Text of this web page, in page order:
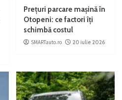
Prețuri parcare mașină în
Otopeni: ce factori îți
schimbă costul
SMARTauto.ro 20 iulie 2026